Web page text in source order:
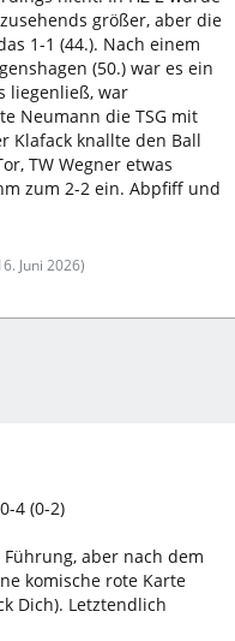
größer, aber die
1-1 (44.). Nach einem
(50.) war es ein
liegenließ, war
Neumann die TSG mit
Klafack knallte den Ball
TW Wegner etwas
zum 2-2 ein. Abpfiff und
Juni 2026)
4 (0-2)
aber nach dem
komische rote Karte
Dich). Letztendlich